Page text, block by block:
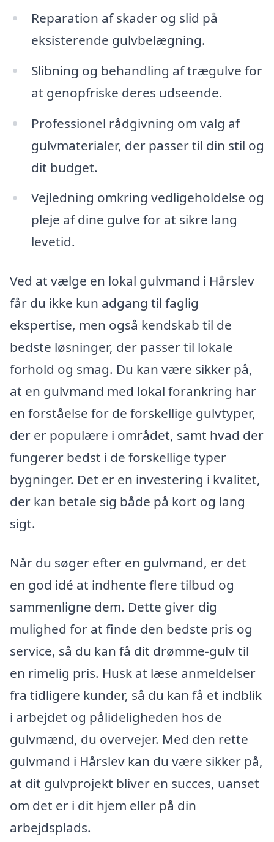
Reparation af skader og slid på
eksisterende gulvbelægning.
Slibning og behandling af trægulve for
at genopfriske deres udseende.
Professionel rådgivning om valg af
gulvmaterialer, der passer til din stil og
dit budget.
Vejledning omkring vedligeholdelse og
pleje af dine gulve for at sikre lang
levetid.
Ved at vælge en lokal gulvmand i Hårslev
får du ikke kun adgang til faglig
ekspertise, men også kendskab til de
bedste løsninger, der passer til lokale
forhold og smag. Du kan være sikker på,
at en gulvmand med lokal forankring har
en forståelse for de forskellige gulvtyper,
der er populære i området, samt hvad der
fungerer bedst i de forskellige typer
bygninger. Det er en investering i kvalitet,
der kan betale sig både på kort og lang
sigt.
Når du søger efter en gulvmand, er det
en god idé at indhente flere tilbud og
sammenligne dem. Dette giver dig
mulighed for at finde den bedste pris og
service, så du kan få dit drømme-gulv til
en rimelig pris. Husk at læse anmeldelser
fra tidligere kunder, så du kan få et indblik
i arbejdet og pålideligheden hos de
gulvmænd, du overvejer. Med den rette
gulvmand i Hårslev kan du være sikker på,
at dit gulvprojekt bliver en succes, uanset
om det er i dit hjem eller på din
arbejdsplads.